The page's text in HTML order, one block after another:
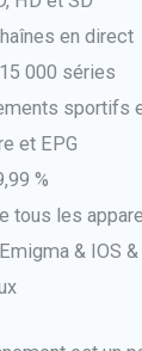
en direct
000 séries
sportifs
et EPG
%
tous les
& IOS